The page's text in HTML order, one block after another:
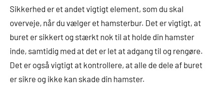
Sikkerhed er et andet vigtigt element, som du skal
overveje, når du vælger et hamsterbur. Det er vigtigt, at
buret er sikkert og stærkt nok til at holde din hamster
inde, samtidig med at det er let at adgang til og rengøre.
Det er også vigtigt at kontrollere, at alle de dele af buret
er sikre og ikke kan skade din hamster.